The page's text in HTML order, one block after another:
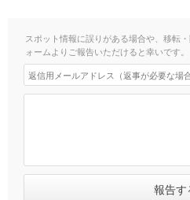
スポット情報に誤りがある場合や、移転
ォームよりご報告いただけると幸いです。